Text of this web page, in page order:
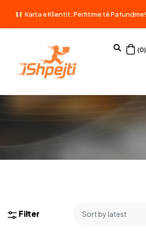
Karta e Klientit: Përfitime të Pafundme!
(0)
Filter